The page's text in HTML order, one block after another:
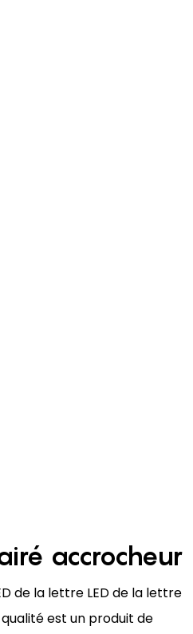
accrocheur
de la lettre LED de la lettre
est un produit de